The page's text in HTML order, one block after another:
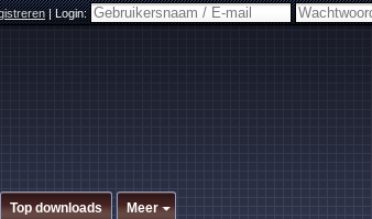
|Login:
Top downloads Meer